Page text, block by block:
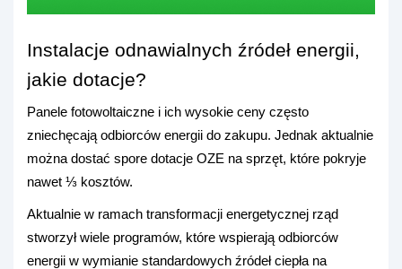
Instalacje odnawialnych źródeł energii,
jakie dotacje?
Panele fotowoltaiczne i ich wysokie ceny często
zniechęcają odbiorców energii do zakupu. Jednak aktualnie
można dostać spore dotacje OZE na sprzęt, które pokryje
nawet ⅓ kosztów.
Aktualnie w ramach transformacji energetycznej rząd
stworzył wiele programów, które wspierają odbiorców
energii w wymianie standardowych źródeł ciepła na